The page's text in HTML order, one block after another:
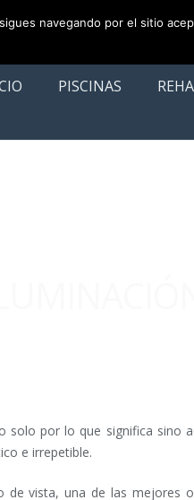
PISCINAS
solo por lo que significa sino
e irrepetible.
vista, una de las mejores
navegando por el sitio